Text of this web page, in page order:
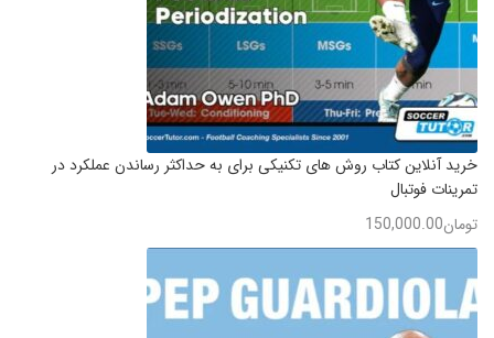
خرید آنلاین کتاب روش های تکنیکی برای به حداکثر رساندن عملکرد در
تمرینات فوتبال
تومان150,000.00